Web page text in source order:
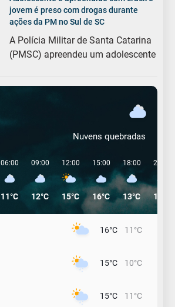
jovem é preso com drogas durante
ações da PM no Sul de SC
A Polícia Militar de Santa Catarina
(PMSC) apreendeu um adolescente
Nuvens quebradas
06:00
11°C
09:00
12°C
12:00
15°C
15:00
16°C
18:00
13°C
21:00
12°C
16°C 11°C
15°C 10°C
15°C 11°C